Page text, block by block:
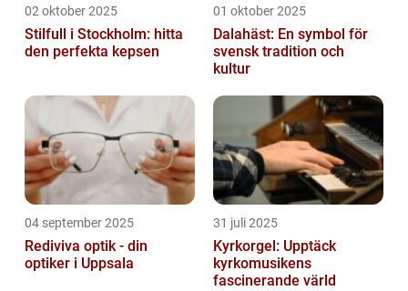
02 oktober 2025
Stilfull i Stockholm: hitta
den perfekta kepsen
01 oktober 2025
Dalahäst: En symbol för
svensk tradition och
kultur
04 september 2025
Rediviva optik - din
optiker i Uppsala
31 juli 2025
Kyrkorgel: Upptäck
kyrkomusikens
fascinerande värld